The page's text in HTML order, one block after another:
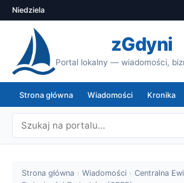
Niedziela
zGdyni
Portal lokalny — wiadomości,
Strona główna Wiadomości Kronika
Strona główna › Wiadomości › Centralna